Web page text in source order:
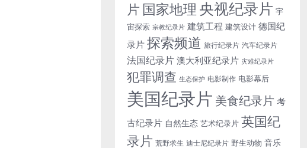
片 国家地理 央视纪录片 宇
宙探索 宗教纪录片 建筑工程 建筑设计 德国纪
录片 探索频道 旅行纪录片 汽车纪录片
法国纪录片 澳大利亚纪录片 灾难纪录片
犯罪调查 生态保护 电影制作 电影幕后
美国纪录片 美食纪录片考
古纪录片 自然生态 艺术纪录片 英国纪
录片 荒野求生 迪士尼纪录片 野生动物 音乐